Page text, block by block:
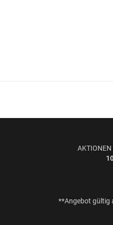
AKTIONEN
**Angebot gültig